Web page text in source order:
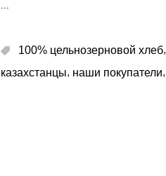
100% цельнозерновой хлеб,
казахстанцы, наши покупатели,